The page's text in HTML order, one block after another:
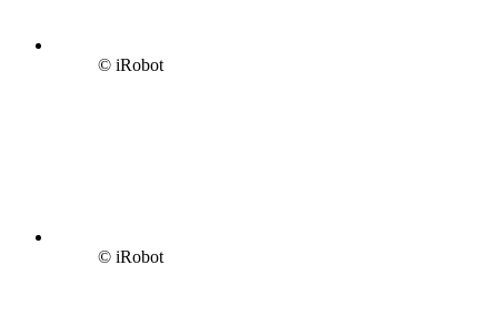
© iRobot
© iRobot